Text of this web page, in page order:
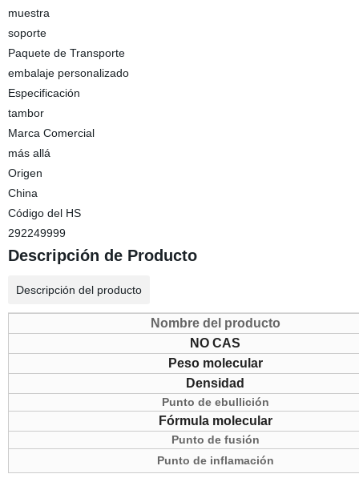
muestra
soporte
Paquete de Transporte
embalaje personalizado
Especificación
tambor
Marca Comercial
más allá
Origen
China
Código del HS
292249999
Descripción de Producto
Descripción del producto
Nombre del producto
NO CAS
Peso molecular
Densidad
Punto de ebullición
Fórmula molecular
Punto de fusión
Punto de inflamación